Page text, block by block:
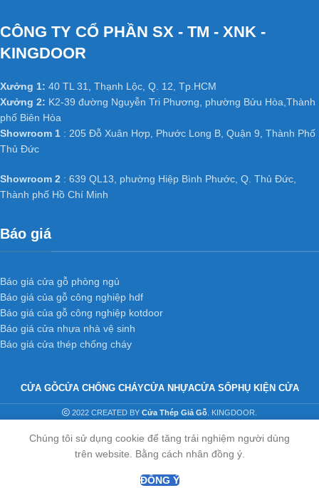
CÔNG TY CỔ PHẦN SX - TM - XNK -
KINGDOOR
Xưởng 1: 40 TL 31, Thạnh Lộc, Q. 12, Tp.HCM
Xưởng 2: K2-39 đường Nguyễn Tri Phương, phường Bửu Hòa,Thành
phố Biên Hòa
Showroom 1 : 205 Đỗ Xuân Hợp, Phước Long B, Quận 9, Thành Phố
Thủ Đức
Showroom 2 : 639 QL13, phường Hiệp Bình Phước, Q. Thủ Đức,
Thành phố Hồ Chí Minh
Báo giá
Báo giá cửa gỗ phòng ngủ
Báo giá của gỗ công nghiệp hdf
Báo giá của gỗ công nghiệp kotdoor
Báo giá cửa nhựa nhà vệ sinh
Báo giá cửa thép chống cháy
CỬA GỖCỬA CHỐNG CHÁYCỬA NHỰACỬA SỔPHỤ KIỆN CỬA
2022 CREATED BY Cửa Thép Giả Gỗ . KINGDOOR.
Chúng tôi sử dụng cookie để tăng trải nghiệm người dùng
trên website. Bằng cách nhân đồng ý.
ĐỒNG Ý